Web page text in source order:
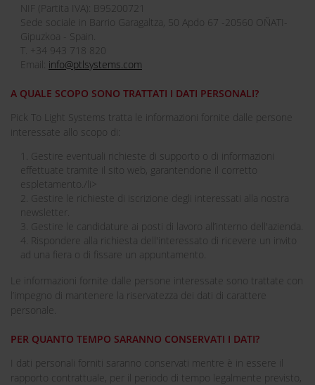
NIF (Partita IVA): B95200721
Sede sociale in Barrio Garagaltza, 50 Apdo 67 -20560 OÑATI-
Gipuzkoa - Spain.
T. +34 943 718 820
Email: info@ptlsystems.com
A QUALE SCOPO SONO TRATTATI I DATI PERSONALI?
Pick To Light Systems tratta le informazioni fornite dalle persone
interessate allo scopo di:
1. Gestire eventuali richieste di supporto o di informazioni
effettuate tramite il sito web, garantendone il corretto
espletamento./li>
2. Gestire le richieste di iscrizione degli interessati alla nostra
newsletter.
3. Gestire le candidature ai posti di lavoro all’interno dell'azienda.
4. Rispondere alla richiesta dell'interessato di ricevere un invito
ad una fiera o di fissare un appuntamento.
Le informazioni fornite dalle persone interessate sono trattate con
l’impegno di mantenere la riservatezza dei dati di carattere
personale.
PER QUANTO TEMPO SARANNO CONSERVATI I DATI?
I dati personali forniti saranno conservati mentre è in essere il
rapporto contrattuale, per il periodo di tempo legalmente previsto,